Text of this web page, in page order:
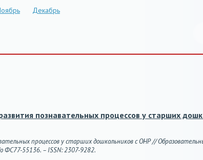
Декабрь
познавательных процессов у старших
процессов у старших дошкольников с ОНР //
ФС77-55136. – ISSN: 2307-9282.